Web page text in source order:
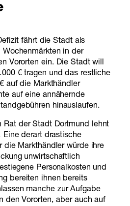
fährt die Stadt als
in der
Vororten ein. Die Stadt will
€ tragen und das restliche
auf die Markthändler
auf eine annähernde
hinauslaufen.
Rat der Stadt Dortmund lehnt
derart drastische
die Markthändler würde ihre
unwirtschaftlich
Personalkosten und
bereiten ihnen bereits
manche zur Aufgabe
den Vororten, aber auch auf